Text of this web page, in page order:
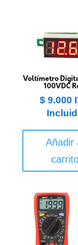
Voltímetro
100VDC
$ 9.000
Añadir